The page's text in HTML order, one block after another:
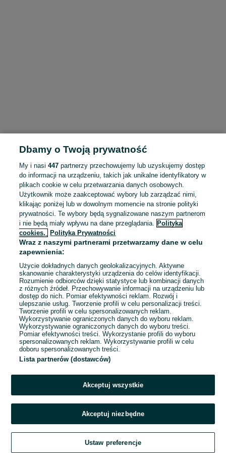
To ogłoszenie nie jest już dostępne
Przejdź na stronę główną
Dbamy o Twoją prywatność
My i nasi447 partnerzy przechowujemy lub uzyskujemy dostęp
do informacji na urządzeniu, takich jak unikalne identyfikatory w
plikach cookie w celu przetwarzania danych osobowych.
Użytkownik może zaakceptować wybory lub zarządzać nimi,
klikając poniżej lub w dowolnym momencie na stronie polityki
prywatności. Te wybory będą sygnalizowane naszym partnerom
i nie będą miały wpływu na dane przeglądania. Polityka
cookies,
Polityka Prywatności
Wraz z naszymi partnerami przetwarzamy dane w celu
zapewnienia:
Użycie dokładnych danych geolokalizacyjnych. Aktywne
skanowanie charakterystyki urządzenia do celów identyfikacji.
Rozumienie odbiorców dzięki statystyce lub kombinacji danych
z różnych źródeł. Przechowywanie informacji na urządzeniu lub
dostęp do nich. Pomiar efektywności reklam. Rozwój i
ulepszanie usług. Tworzenie profili w celu personalizacji treści.
Tworzenie profili w celu spersonalizowanych reklam.
Wykorzystywanie ograniczonych danych do wyboru reklam.
Wykorzystywanie ograniczonych danych do wyboru treści.
Pomiar efektywności treści. Wykorzystanie profili do wyboru
spersonalizowanych reklam. Wykorzystywanie profili w celu
doboru spersonalizowanych treści.
Lista partnerów (dostawców)
Akceptuj wszystkie
Akceptuj niezbędne
Ustaw preferencje